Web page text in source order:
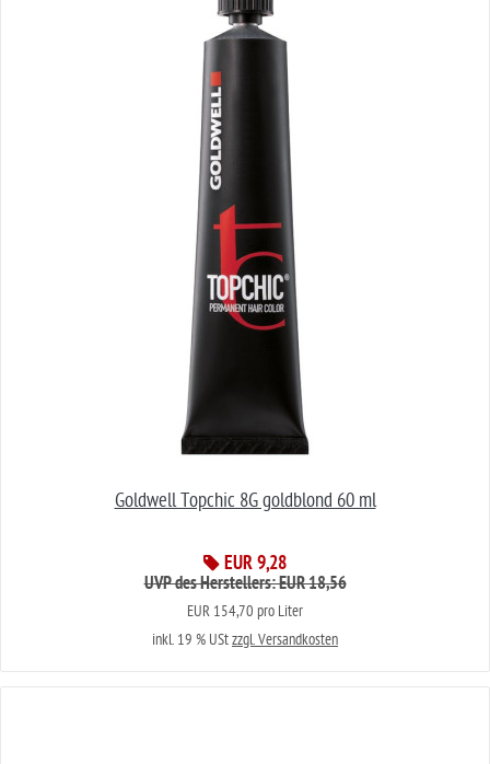
Goldwell Topchic 8G goldblond 60 ml
EUR 9,28
UVP des Herstellers: EUR 18,56
EUR 154,70 pro Liter
inkl. 19 % UStzzgl. Versandkosten